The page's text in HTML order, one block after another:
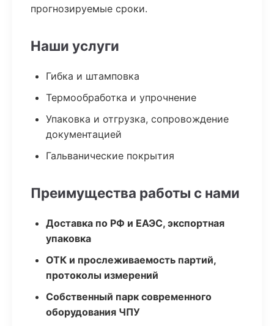
прогнозируемые сроки.
Наши услуги
Гибка и штамповка
Термообработка и упрочнение
Упаковка и отгрузка, сопровождение
документацией
Гальванические покрытия
Преимущества работы с нами
Доставка по РФ и ЕАЭС, экспортная
упаковка
ОТК и прослеживаемость партий,
протоколы измерений
Собственный парк современного
оборудования ЧПУ